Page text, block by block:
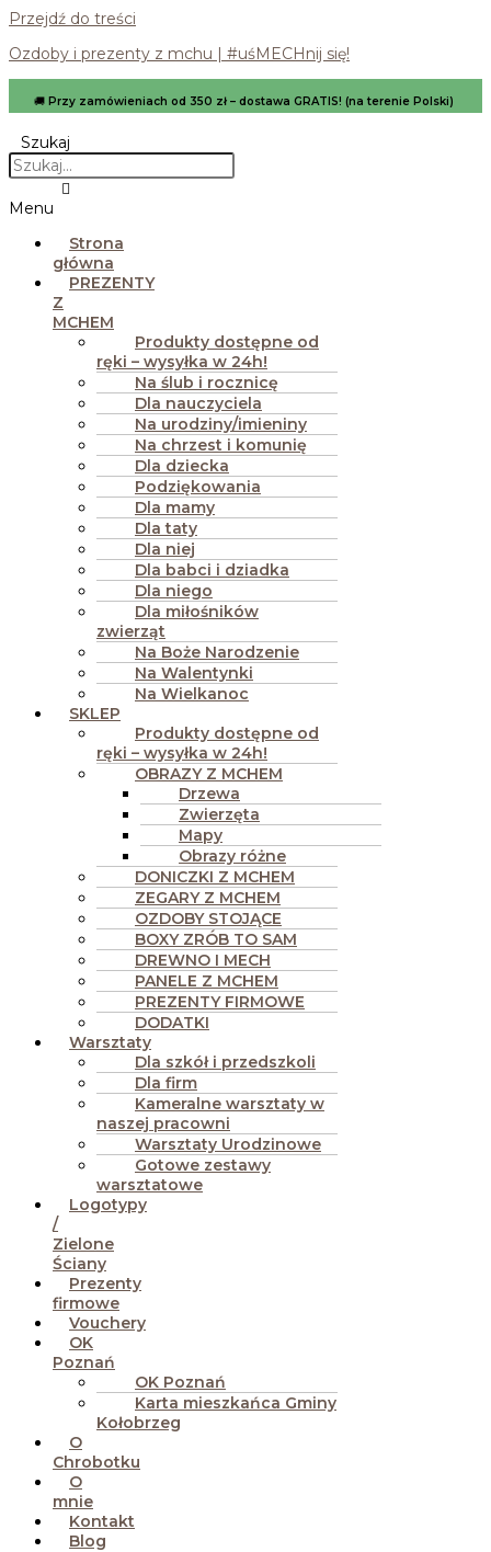
Przejdź do treści
Ozdoby i prezenty z mchu | #uśMECHnij się!
🚚 Przy zamówieniach od 350 zł – dostawa GRATIS! (na terenie Polski)
Szukaj
Menu
Strona
główna
PREZENTY
Z
MCHEM
Produkty dostępne od
ręki – wysyłka w 24h!
Na ślub i rocznicę
Dla nauczyciela
Na urodziny/imieniny
Na chrzest i komunię
Dla dziecka
Podziękowania
Dla mamy
Dla taty
Dla niej
Dla babci i dziadka
Dla niego
Dla miłośników
zwierząt
Na Boże Narodzenie
Na Walentynki
Na Wielkanoc
SKLEP
Produkty dostępne od
ręki – wysyłka w 24h!
OBRAZY Z MCHEM
Drzewa
Zwierzęta
Mapy
Obrazy różne
DONICZKI Z MCHEM
ZEGARY Z MCHEM
OZDOBY STOJĄCE
BOXY ZRÓB TO SAM
DREWNO I MECH
PANELE Z MCHEM
PREZENTY FIRMOWE
DODATKI
Warsztaty
Dla szkół i przedszkoli
Dla firm
Kameralne warsztaty w
naszej pracowni
Warsztaty Urodzinowe
Gotowe zestawy
warsztatowe
Logotypy
/
Zielone
Ściany
Prezenty
firmowe
Vouchery
OK
Poznań
OK Poznań
Karta mieszkańca Gminy
Kołobrzeg
O
Chrobotku
O
mnie
Kontakt
Blog